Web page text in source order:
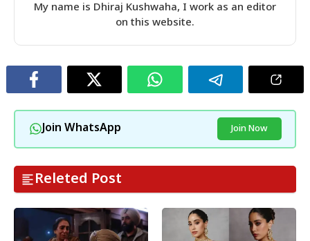
My name is Dhiraj Kushwaha, I work as an editor
on this website.
Join WhatsApp Join Now
Releted Post